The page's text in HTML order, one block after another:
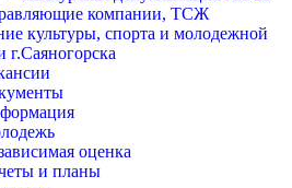
компании, ТСЖ
культуры, спорта и молодежной
г.Саяногорска
оценка
и планы